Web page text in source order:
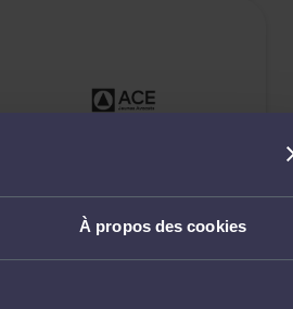
À propos des cookies